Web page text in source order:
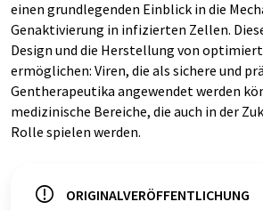
einen grundlegenden Einblick in die
Genaktivierung in infizierten Zellen.
Design und die Herstellung von
ermöglichen: Viren, die als sichere und
Gentherapeutika angewendet werden
medizinische Bereiche, die auch in der
Rolle spielen werden.
ORIGINALVERÖFFENTLICHUNG